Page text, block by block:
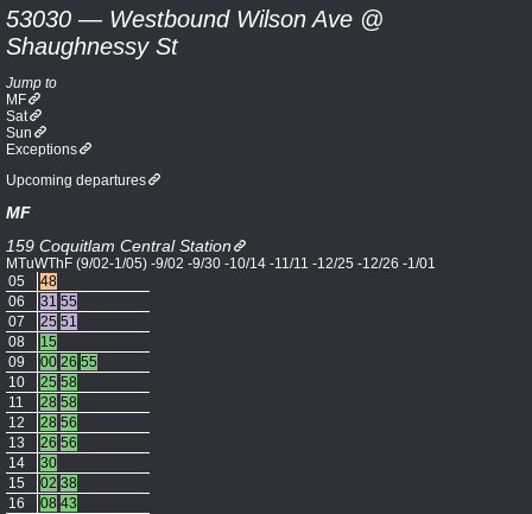
53030 — Westbound Wilson Ave @
Shaughnessy St
Jump to
MF
Sat
Sun
Exceptions
Upcoming departures
MF
159 Coquitlam Central Station
MTuWThF (9/02-1/05) -9/02 -9/30 -10/14 -11/11 -12/25 -12/26 -1/01
05
48
06
31 55
07
25 51
08
15
09
00 26 55
10
25 58
11
28 58
12
28 56
13
26 56
14
30
15
02 38
16
08 43